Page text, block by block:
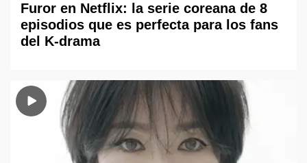
Furor en Netflix: la serie coreana de 8
episodios que es perfecta para los fans
del K-drama